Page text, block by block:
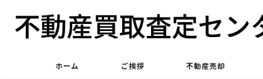
ホーム ご挨拶 不動産売却